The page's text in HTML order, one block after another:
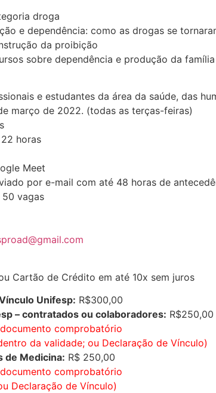
droga
e dependência: como as drogas se
da proibição
sobre dependência e produção da família
e estudantes da área da saúde, das
março de 2022. (todas as terças-feiras)
horas
Meet
por e-mail com até 48 horas de
50 vagas
Cartão de Crédito em até 10x sem juros
Unifesp: R$300,00
– contratados ou colaboradores: R$250,00
comprobatório
da validade; ou Declaração de Vínculo)
de Medicina: R$ 250,00
comprobatório
Declaração de Vínculo)